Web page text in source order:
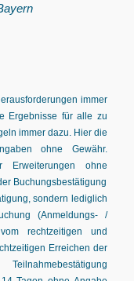
immer
Ergebnisse für alle zu
immer dazu. Hier die
ohne Gewähr.
Erweiterungen ohne
Buchungsbestätigung
sondern lediglich
(Anmeldungs- /
rechtzeitigen und
Erreichen der